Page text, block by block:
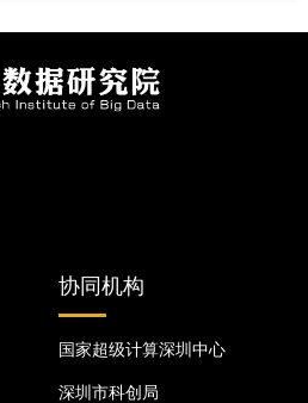
协同机构
国家超级计算深圳中心
深圳市科创局